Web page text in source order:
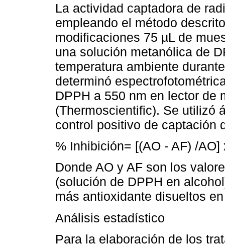
La actividad captadora de
empleando el método
modificaciones 75 µL de
una solución metanólica de
temperatura ambiente
determinó
DPPH a 550 nm en lector de
(Thermoscientific). Se utilizó
control positivo de captación
% Inhibición= [(AO - AF) /
Donde AO y AF son los
(solución de DPPH en
más antioxidante disueltos
Análisis estadístico
Para la elaboración de los